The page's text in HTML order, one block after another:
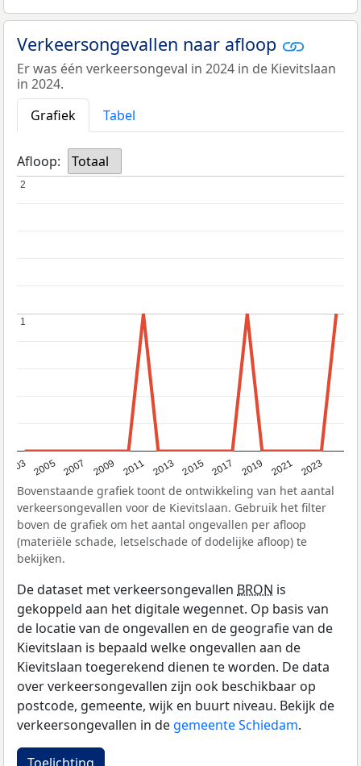
Verkeersongevallen naar afloop
Er was één verkeersongeval in 2024 in de Kievitslaan
in 2024.
Grafiek
Tabel
Afloop: Totaal
2003 2005 2007 2009 2011 2013 2015 2017 2019 2021 2023
1
1
2
2
Bovenstaande grafiek toont de ontwikkeling van het aantal
verkeersongevallen voor de Kievitslaan. Gebruik het filter
boven de grafiek om het aantal ongevallen per afloop
(materiële schade, letselschade of dodelijke afloop) te
bekijken.
De dataset met verkeersongevallen BRON is
gekoppeld aan het digitale wegennet. Op basis van
de locatie van de ongevallen en de geografie van de
Kievitslaan is bepaald welke ongevallen aan de
Kievitslaan toegerekend dienen te worden. De data
over verkeersongevallen zijn ook beschikbaar op
postcode, gemeente, wijk en buurt niveau. Bekijk de
verkeersongevallen in de gemeente Schiedam.